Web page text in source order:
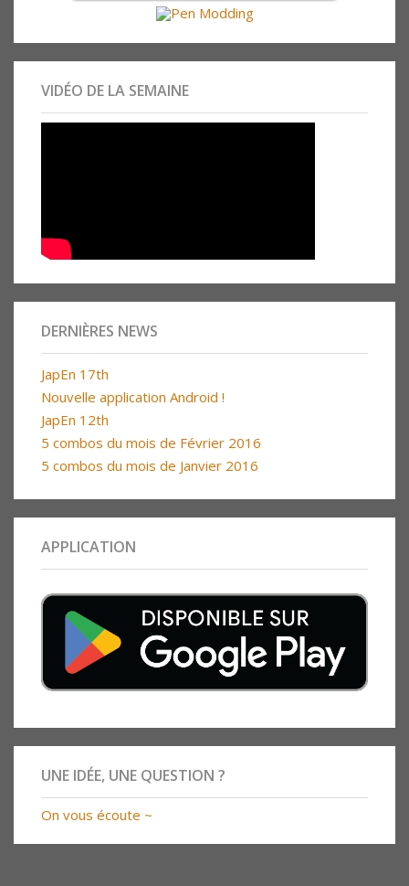
VIDÉO DE LA SEMAINE
DERNIÈRES NEWS
JapEn 17th
Nouvelle application Android !
JapEn 12th
5 combos du mois de Février 2016
5 combos du mois de Janvier 2016
APPLICATION
UNE IDÉE, UNE QUESTION ?
On vous écoute ~